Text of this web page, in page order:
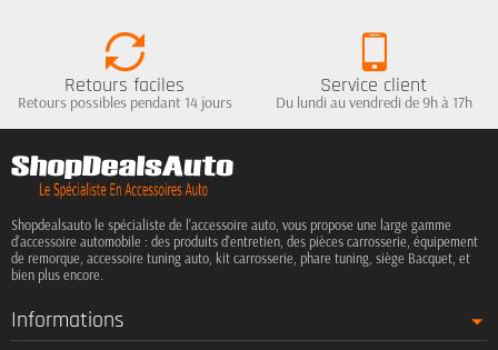
Retours faciles
Retours possibles pendant 14 jours
Service client
Du lundi au vendredi de 9h à 17h
Shopdealsauto le spécialiste de l'accessoire auto, vous propose une large gamme
d'accessoire automobile : des produits d'entretien, des pièces carrosserie, équipement
de remorque, accessoire tuning auto, kit carrosserie, phare tuning, siège Bacquet, et
bien plus encore.
Informations